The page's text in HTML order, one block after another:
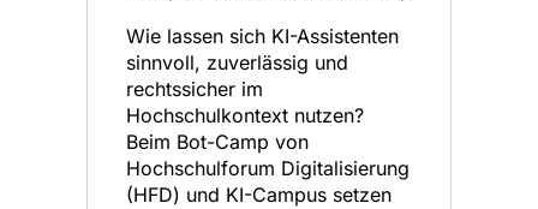
Wie lassen sich KI-Assistenten
sinnvoll, zuverlässig und
rechtssicher im
Hochschulkontext nutzen?
Beim Bot-Camp von
Hochschulforum Digitalisierung
(HFD) und KI-Campus setzen